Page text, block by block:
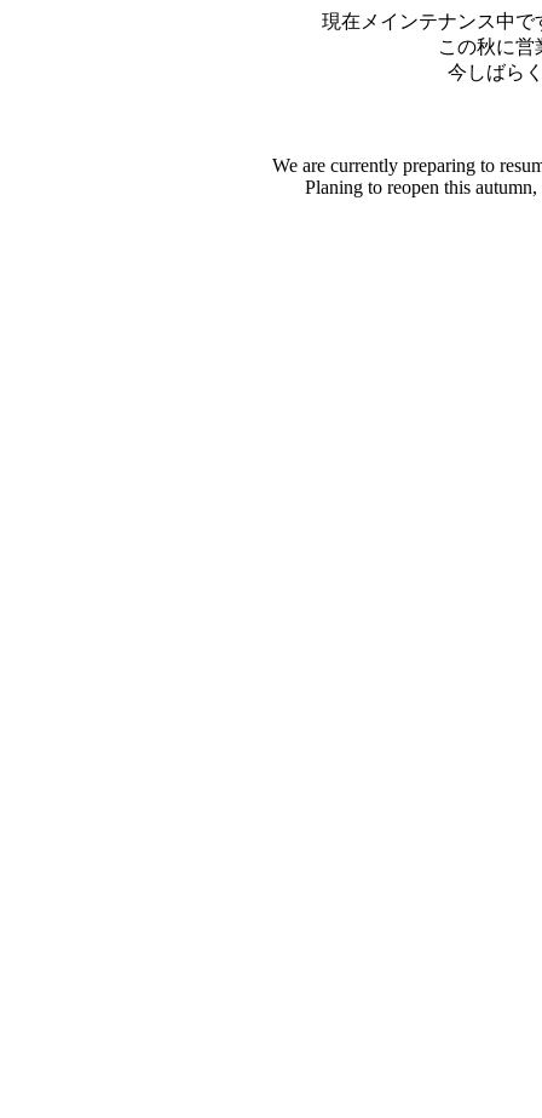
現在メインテナンス中
この秋に営
今しばら
We are currently preparing to
Planing to reopen this